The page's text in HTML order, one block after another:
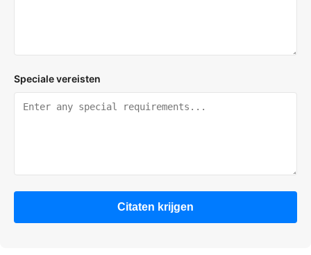
Speciale vereisten
Citaten krijgen